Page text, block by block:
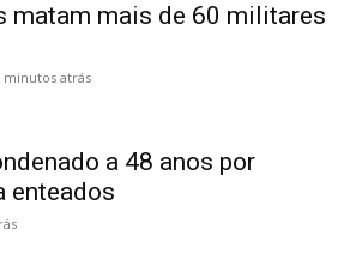
matam mais de 60 militares
minutos atrás
a 48 anos por
enteados